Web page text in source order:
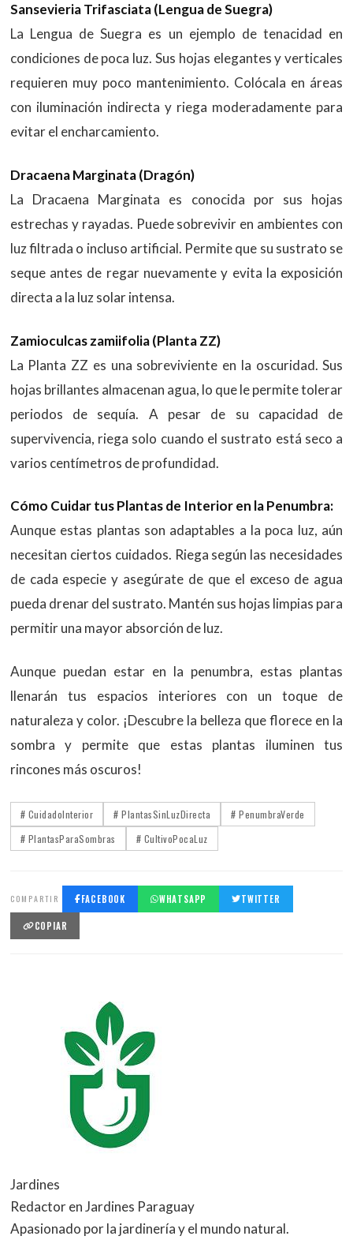
Sansevieria Trifasciata (Lengua de Suegra)
La Lengua de Suegra es un ejemplo de tenacidad en
condiciones de poca luz. Sus hojas elegantes y verticales
requieren muy poco mantenimiento. Colócala en áreas
con iluminación indirecta y riega moderadamente para
evitar el encharcamiento.
Dracaena Marginata (Dragón)
La Dracaena Marginata es conocida por sus hojas
estrechas y rayadas. Puede sobrevivir en ambientes con
luz filtrada o incluso artificial. Permite que su sustrato se
seque antes de regar nuevamente y evita la exposición
directa a la luz solar intensa.
Zamioculcas zamiifolia (Planta ZZ)
La Planta ZZ es una sobreviviente en la oscuridad. Sus
hojas brillantes almacenan agua, lo que le permite tolerar
periodos de sequía. A pesar de su capacidad de
supervivencia, riega solo cuando el sustrato está seco a
varios centímetros de profundidad.
Cómo Cuidar tus Plantas de Interior en la Penumbra:
Aunque estas plantas son adaptables a la poca luz, aún
necesitan ciertos cuidados. Riega según las necesidades
de cada especie y asegúrate de que el exceso de agua
pueda drenar del sustrato. Mantén sus hojas limpias para
permitir una mayor absorción de luz.
Aunque puedan estar en la penumbra, estas plantas
llenarán tus espacios interiores con un toque de
naturaleza y color. ¡Descubre la belleza que florece en la
sombra y permite que estas plantas iluminen tus
rincones más oscuros!
# CuidadoInterior # PlantasSinLuzDirecta
# PenumbraVerde
# PlantasParaSombras
# CultivoPocaLuz
COMPARTIR FACEBOOK WHATSAPP TWITTER
COPIAR
Jardines
Redactor en Jardines Paraguay
Apasionado por la jardinería y el mundo natural.